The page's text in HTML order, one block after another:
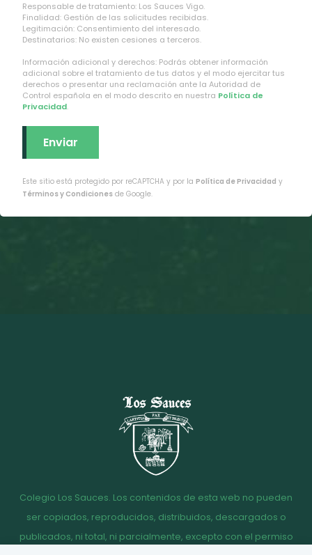
Responsable de tratamiento: Los Sauces Vigo.
Finalidad: Gestión de las solicitudes recibidas.
Legitimación: Consentimiento del interesado.
Destinatarios: No existen cesiones a terceros.
Información adicional y derechos: Podrás obtener información
adicional sobre el tratamiento de tus datos y el modo ejercitar tus
derechos o presentar una reclamación ante la Autoridad de
Control española en el modo descrito en nuestra Política de
Privacidad.
Este sitio está protegido por reCAPTCHA y por la Política de Privacidad y
Términos y Condiciones de Google.
Colegio Los Sauces. Los contenidos de esta web no pueden
ser copiados, reproducidos, distribuidos, descargados o
publicados, ni total, ni parcialmente, excepto con el permiso